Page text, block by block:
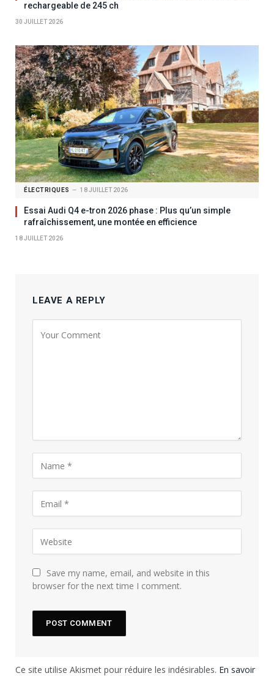
rechargeable de 245 ch
30 JUILLET 2026
ÉLECTRIQUES 18 JUILLET 2026
Essai Audi Q4 e-tron 2026 phase : Plus qu’un simple
rafraîchissement, une montée en efficience
18 JUILLET 2026
LEAVE A REPLY
Save my name, email, and website in this
browser for the next time I comment.
Ce site utilise Akismet pour réduire les indésirables. En savoir